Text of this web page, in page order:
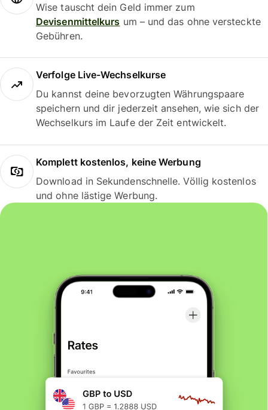
Wise tauscht dein Geld immer zum
Devisenmittelkurs um – und das ohne versteckte
Gebühren.
Verfolge Live-Wechselkurse
Du kannst deine bevorzugten Währungspaare
speichern und dir jederzeit ansehen, wie sich der
Wechselkurs im Laufe der Zeit entwickelt.
Komplett kostenlos, keine Werbung
Download in Sekundenschnelle. Völlig kostenlos
und ohne lästige Werbung.